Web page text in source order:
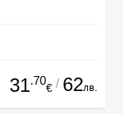
31.70
€ / 62лв.